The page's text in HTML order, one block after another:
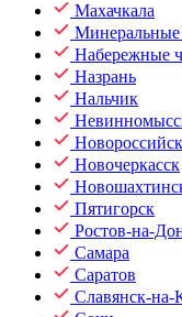
Махачкала
Набережные
Назрань
Нальчик
Новороссийск
Новочеркасск
Пятигорск
Ростов-на-
Самара
Саратов
Славянск-на-